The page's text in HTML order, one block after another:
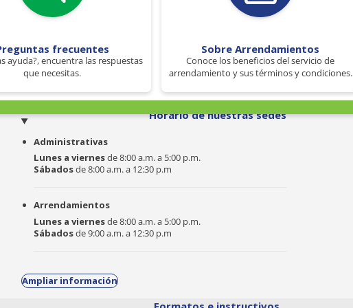
frecuentes
ayuda?, encuentra las respuestas
que necesitas.
Sobre Arrendamientos
Conoce los beneficios del servicio de
arrendamiento y sus términos y condiciones.
Horario de nuestras sedes
Administrativas
Lunes a viernesde 8:00 a.m. a 5:00 p.m.
Sábadosde 8:00 a.m. a 12:30 p.m
Arrendamientos
Lunes a viernesde 8:00 a.m. a 5:00 p.m.
Sábadosde 9:00 a.m. a 12:30 p.m
Ampliar información